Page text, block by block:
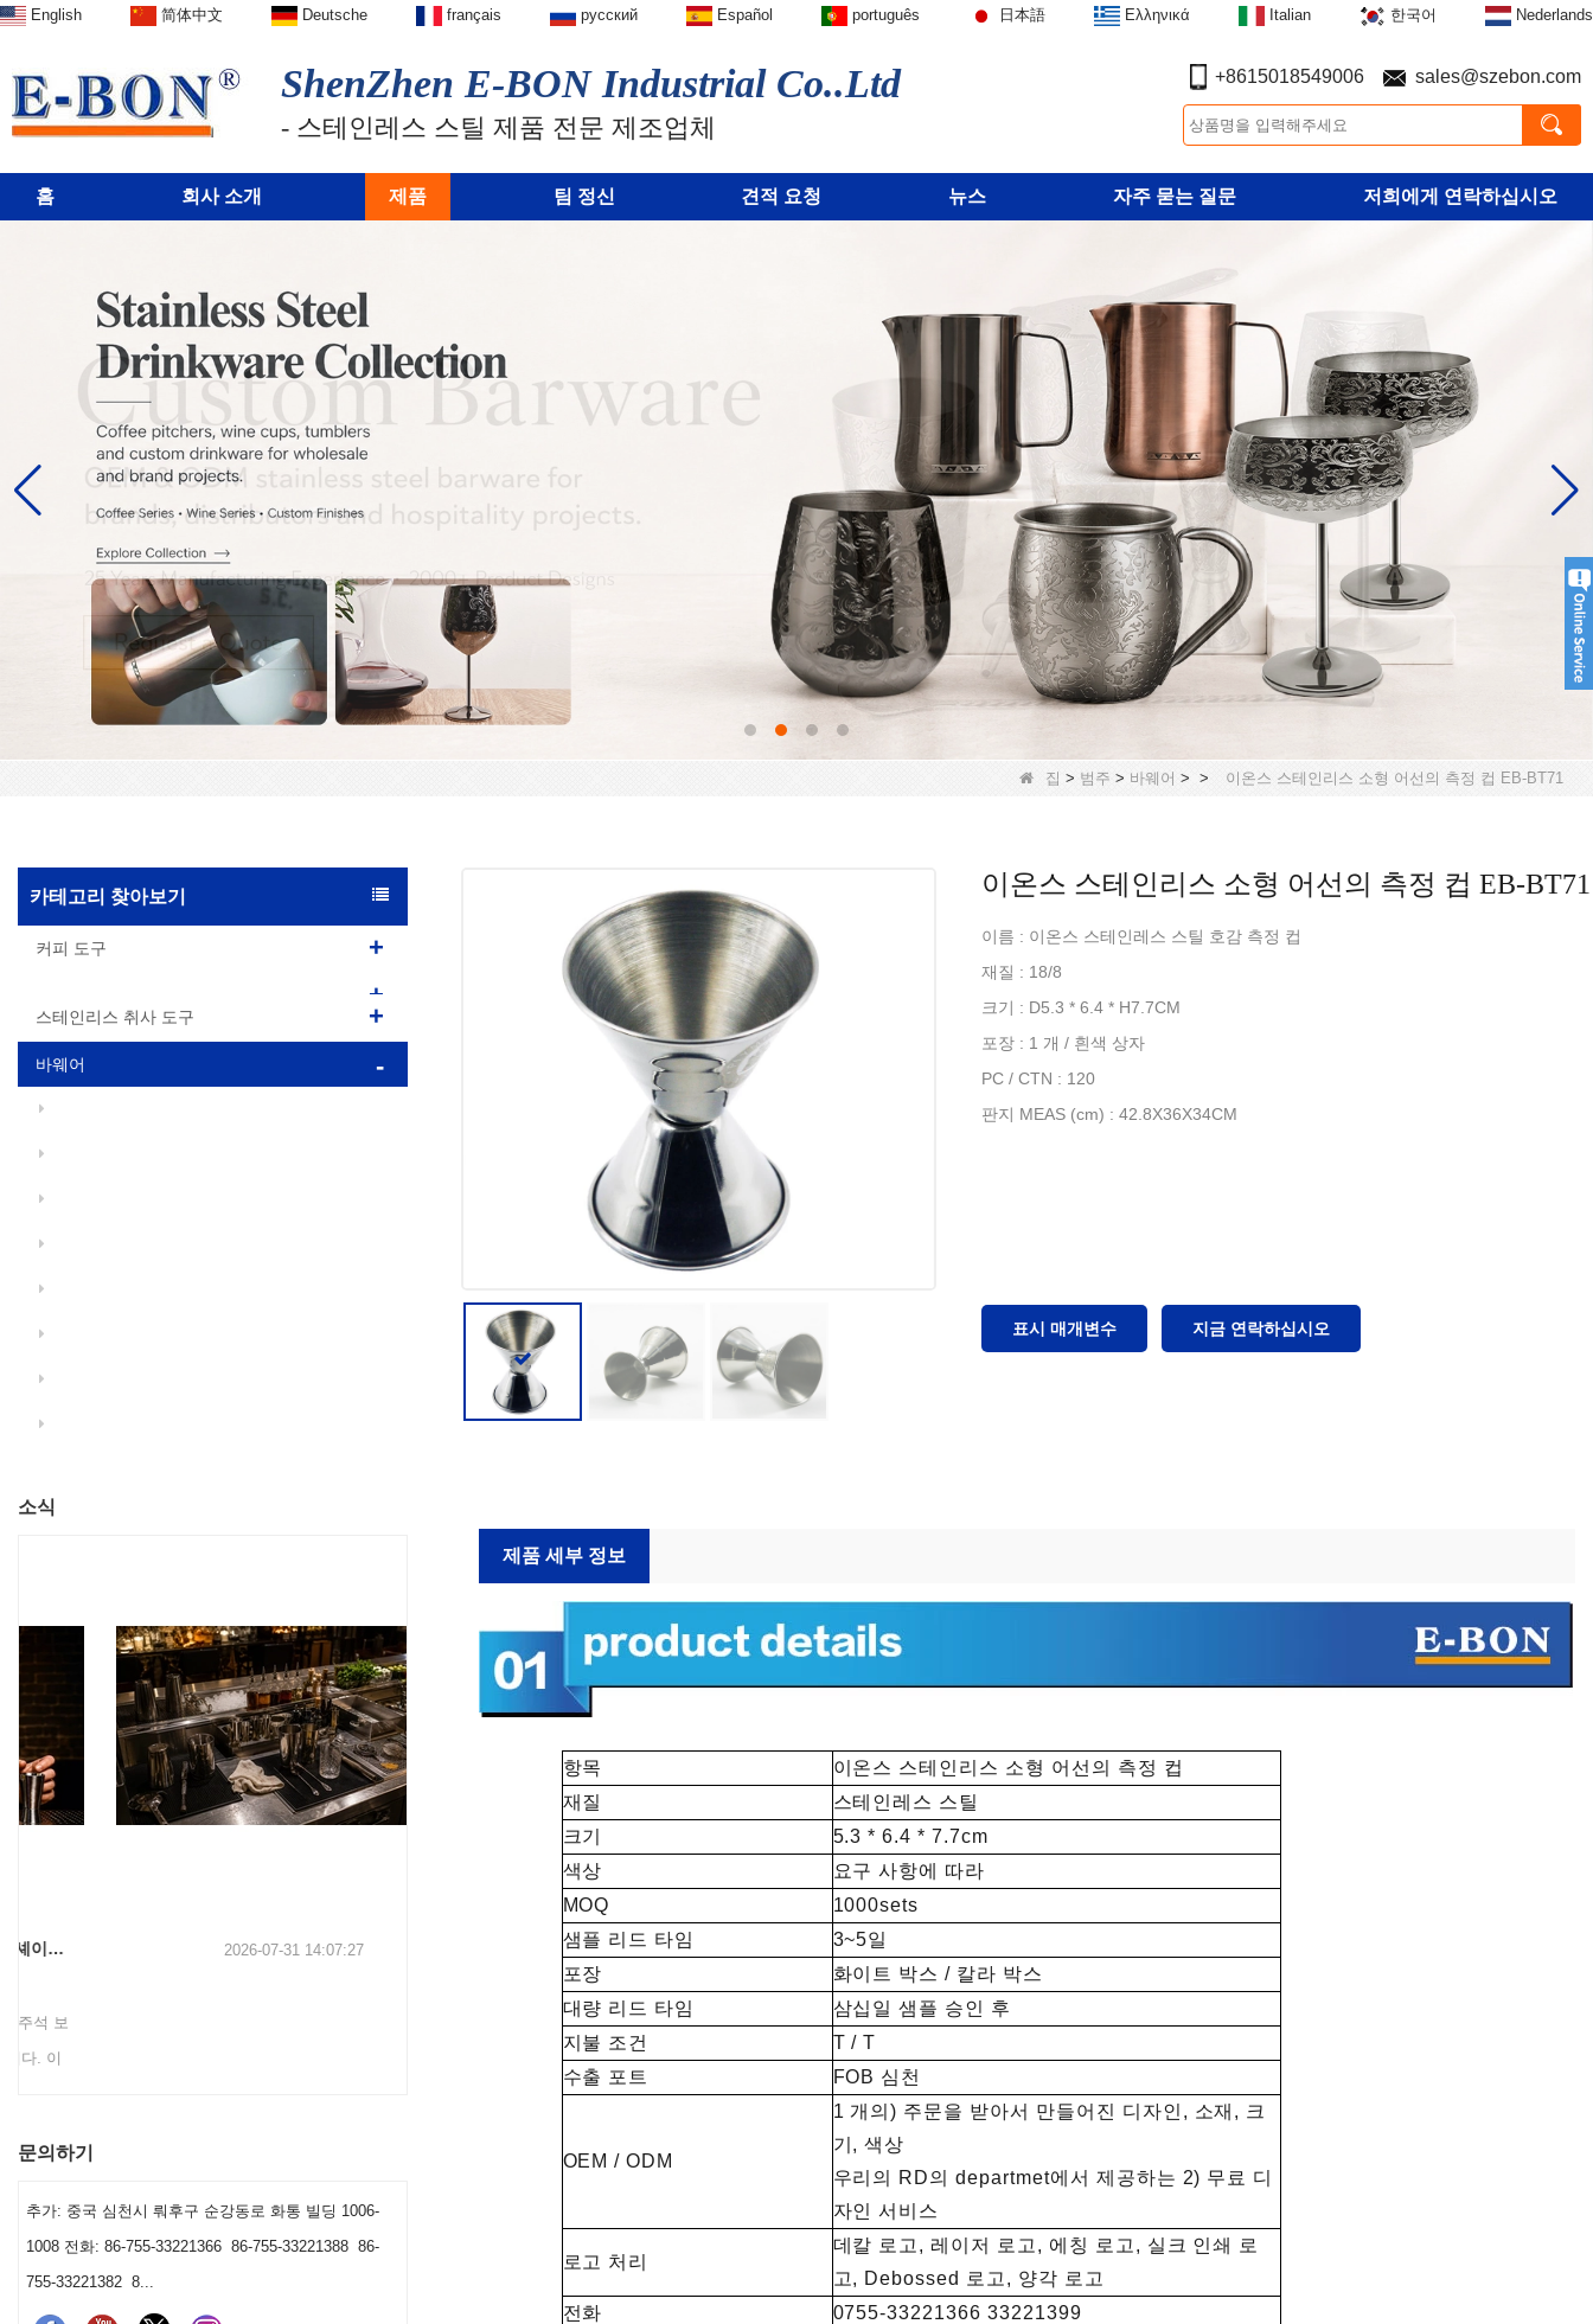
English 简体中文 Deutsche français русский Español português 日本語 Ελληνικά Italian 한국어 Nederlands
ShenZhen E-BON Industrial Co..Ltd
- 스테인레스 스틸 제품 전문 제조업체
+8615018549006 sales@szebon.com
홈 회사 소개 제품 팀 정신 견적 요청 뉴스 자주 묻는 질문 저희에게 연락하십시오
집 > 범주 > 바웨어 > > 이온스 스테인리스 소형 어선의 측정 컵 EB-BT71
카테고리 찾아보기
커피 도구
스테인리스 취사 도구
바웨어
소식
2026-07-31 14:07:27 2026-07-28 11:48:15
대량 생산 전에 바웨어를 승인하는 자체 브랜드
브랜드, 수입업체 및 대량 구매자를 위한 실무
가이드입니다. 여기에는 PPS 체크리스트, 물 중
문의하기
추가: 중국 심천시 뤄후구 순강동로 화통 빌딩 1006-
1008 전화: 86-755-33221366 86-755-33221388 86-
755-33221382 8...
이온스 스테인리스 소형 어선의 측정 컵 EB-BT71
이름 : 이온스 스테인레스 스틸 호감 측정 컵
재질 : 18/8
크기 : D5.3 * 6.4 * H7.7CM
포장 : 1 개 / 흰색 상자
PC / CTN : 120
판지 MEAS (cm) : 42.8X36X34CM
표시 매개변수 지금 연락하십시오
제품 세부 정보
항목
이온스 스테인리스 소형 어선의 측정 컵
재질
스테인레스 스틸
크기
5.3 * 6.4 * 7.7cm
색상
요구 사항에 따라
MOQ
1000sets
샘플 리드 타임
3~5일
포장
화이트 박스 / 칼라 박스
대량 리드 타임
삼십일 샘플 승인 후
지불 조건
T / T
수출 포트
FOB 심천
OEM / ODM
1 개의) 주문을 받아서 만들어진 디자인, 소재, 크
기, 색상
우리의 RD의 departmet에서 제공하는 2) 무료 디
자인 서비스
로고 처리
데칼 로고, 레이저 로고, 에칭 로고, 실크 인쇄 로
고, Debossed 로고, 양각 로고
전화
0755-33221366 33221399